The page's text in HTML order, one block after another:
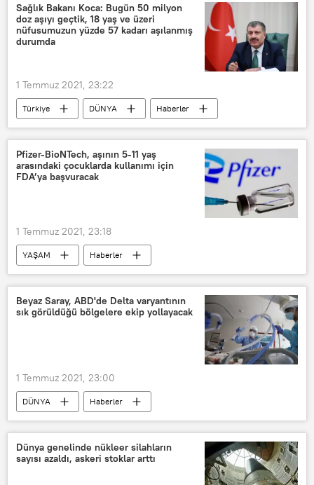
Sağlık Bakanı Koca: Bugün 50 milyon
doz aşıyı geçtik, 18 yaş ve üzeri
nüfusumuzun yüzde 57 kadarı aşılanmış
durumda
1 Temmuz 2021, 23:22
Türkiye DÜNYA
Haberler
TÜRKİYE
Sağlık Bakanlığı
Fahrettin Koca
Koronavirüs
Koronavirüs testi
Koronavirüs aşısı
Pfizer-BioNTech, aşının 5-11 yaş
arasındaki çocuklarda kullanımı için
FDA’ya başvuracak
1 Temmuz 2021, 23:18
YAŞAM
Haberler
KORONAVİRÜS
Pfizer
BioNTech
Koronavirüs aşısı
Amerikan Gıda ve İlaç Dairesi (FDA)
Beyaz Saray, ABD'de Delta varyantının
sık görüldüğü bölgelere ekip yollayacak
1 Temmuz 2021, 23:00
DÜNYA
Haberler
KORONAVİRÜS
ABD
Koronavirüs
delta varyantı
Beyaz Saray
Dünya genelinde nükleer silahların
sayısı azaldı, askeri stoklar arttı